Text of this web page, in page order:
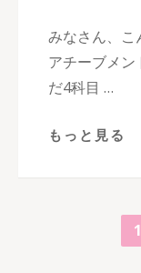
みなさん、
アチーブメン
だ4科目 …
もっと見る
ペ
1